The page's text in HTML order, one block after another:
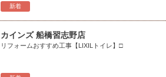
新着
カインズ 船橋習志野店
リフォームおすすめ工事【LIXILトイレ】□